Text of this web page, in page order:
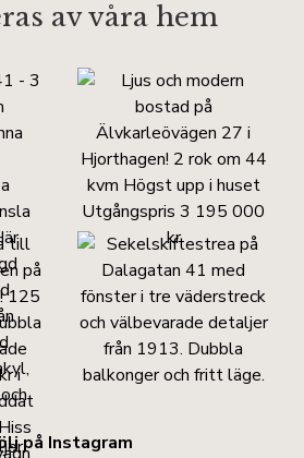
av våra hem
på Instagram